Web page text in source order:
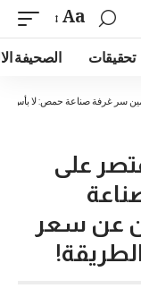
Aa
تحقيقات الصحيفة
سر غرفة صناعة حمص: لا بأس
على
عن سعر